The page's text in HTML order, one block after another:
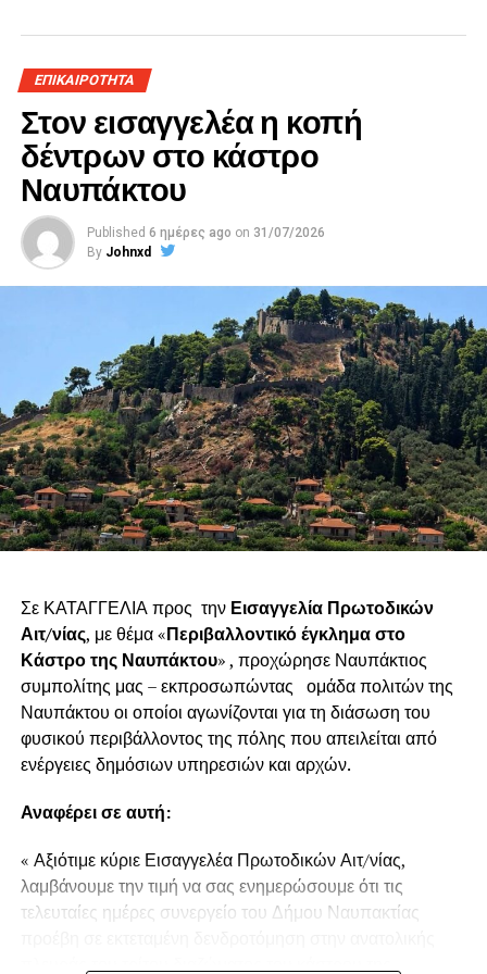
ΕΠΙΚΑΙΡΟΤΗΤΑ
Στον εισαγγελέα η κοπή
δέντρων στο κάστρο
Ναυπάκτου
Published 6 ημέρες ago on 31/07/2026
By Johnxd
Σε ΚΑΤΑΓΓΕΛΙΑ προς την Εισαγγελία Πρωτοδικών
Αιτ/νίας, με θέμα «Περιβαλλοντικό έγκλημα στο
Κάστρο της Ναυπάκτου» , προχώρησε Ναυπάκτιος
συμπολίτης μας – εκπροσωπώντας ομάδα πολιτών της
Ναυπάκτου οι οποίοι αγωνίζονται για τη διάσωση του
φυσικού περιβάλλοντος της πόλης που απειλείται από
ενέργειες δημόσιων υπηρεσιών και αρχών.
Αναφέρει σε αυτή:
« Αξιότιμε κύριε Εισαγγελέα Πρωτοδικών Αιτ/νίας,
λαμβάνουμε την τιμή να σας ενημερώσουμε ότι τις
τελευταίες ημέρες συνεργείο του Δήμου Ναυπακτίας